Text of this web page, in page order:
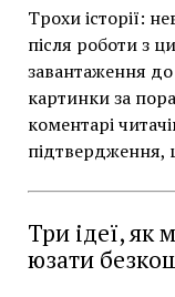
Трохи історії:
після роботи з
завантаження
картинки за
коментарі
підтвердження,
Три ідеї, як
юзати